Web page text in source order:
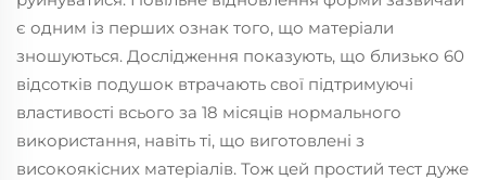
є одним із перших ознак того, що матеріали
зношуються. Дослідження показують, що близько 60
відсотків подушок втрачають свої підтримуючі
властивості всього за 18 місяців нормального
використання, навіть ті, що виготовлені з
високоякісних матеріалів. Тож цей простий тест дуже